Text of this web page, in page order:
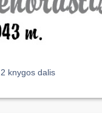
2 knygos dalis